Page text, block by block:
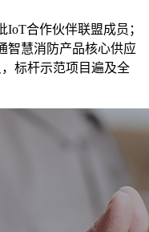
合作伙伴联盟成员；
智慧消防产品核心供应
标杆示范项目遍及全